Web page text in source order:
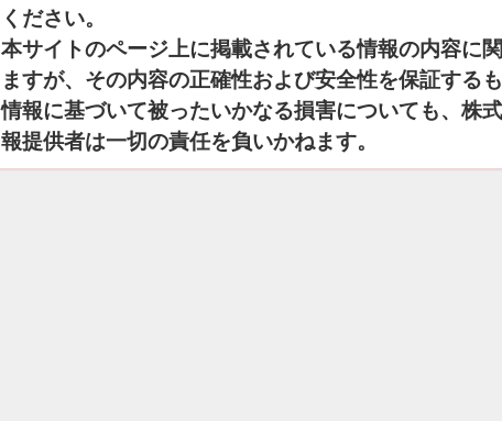
ください。
本サイトのページ上に掲載されている情報の内容に
ますが、その内容の正確性および安全性を保証する
情報に基づいて被ったいかなる損害についても、株
報提供者は一切の責任を負いかねます。